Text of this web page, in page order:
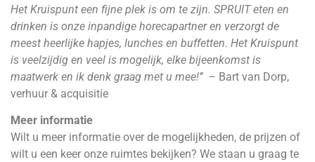
Het Kruispunt een fijne plek is om te zijn. SPRUIT eten en
drinken is onze inpandige horecapartner en verzorgt de
meest heerlijke hapjes, lunches en buffetten. Het Kruispunt
is veelzijdig en veel is mogelijk, elke bijeenkomst is
maatwerk en ik denk graag met u mee!’’– Bart van Dorp,
verhuur & acquisitie
Meer informatie
Wilt u meer informatie over de mogelijkheden, de prijzen of
wilt u een keer onze ruimtes bekijken? We staan u graag te